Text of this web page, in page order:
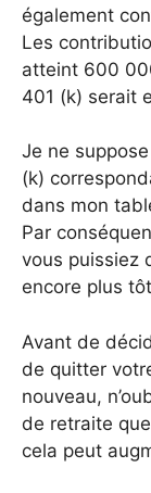
également
Les
atteint 600
401 (k) serait
Je ne
(k)
dans mon
Par
vous puissiez
encore plus
Avant de
de quitter
nouveau,
de retraite
cela peut